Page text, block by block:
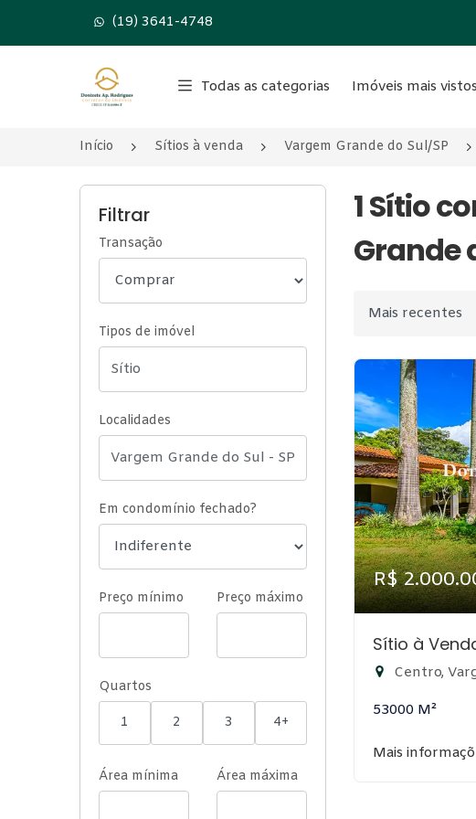
(19) 3641-4748
Página inicial
Todas as categorias Imóveis mais vistos
Início Sítios à venda Vargem Grande do Sul/SP
Filtrar
Transação
Tipos de imóvel
Localidades
Em condomínio fechado?
Preço mínimo Preço máximo
Quartos
1 2 3 4+
Área mínima Área máxima
1 Sítio
Grande
Ordenar por
R$
Sítio à
Centro,
53000 M²
Mais